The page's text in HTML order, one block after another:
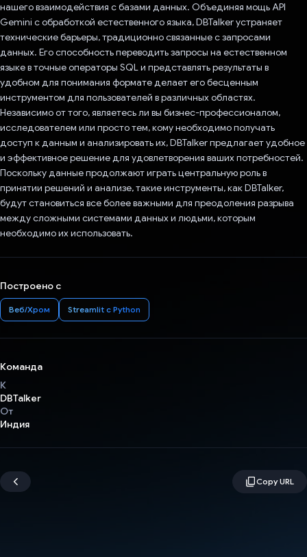
нашего взаимодействия с базами данных. Объединяя мощь API
Gemini с обработкой естественного языка, DBTalker устраняет
технические барьеры, традиционно связанные с запросами
данных. Его способность переводить запросы на естественном
языке в точные операторы SQL и представлять результаты в
удобном для понимания формате делает его бесценным
инструментом для пользователей в различных областях.
Независимо от того, являетесь ли вы бизнес-профессионалом,
исследователем или просто тем, кому необходимо получать
доступ к данным и анализировать их, DBTalker предлагает удобное
и эффективное решение для удовлетворения ваших потребностей.
Поскольку данные продолжают играть центральную роль в
принятии решений и анализе, такие инструменты, как DBTalker,
будут становиться все более важными для преодоления разрыва
между сложными системами данных и людьми, которым
необходимо их использовать.
Построено с
Веб/Хром Streamlit с Python
Команда
К
DBTalker
От
Индия